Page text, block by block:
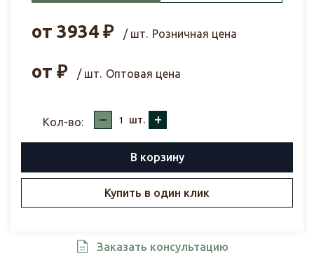
от 3934 ₽ / шт. Розничная цена
от ₽ / шт. Оптовая цена
Кол-во: – шт. +
В корзину
Купить в один клик
Заказать консультацию